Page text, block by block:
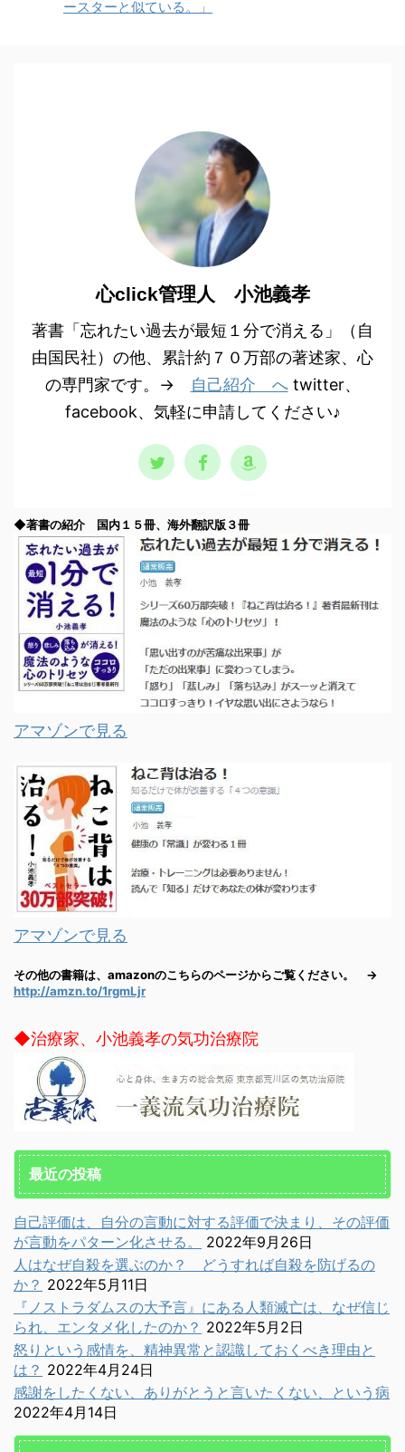
ースターと似ている。」
心click管理人 小池義孝
著書「忘れたい過去が最短１分で消える」（自
由国民社）の他、累計約７０万部の著述家、心
の専門家です。→
自己紹介 へtwitter、
facebook、気軽に申請してください♪
◆著書の紹介 国内１５冊、海外翻訳版３冊
アマゾンで見る
アマゾンで見る
その他の書籍は、amazonのこちらのページからご覧ください。 →
http://amzn.to/1rgmLjr
◆治療家、小池義孝の気功治療院
最近の投稿
自己評価は、自分の言動に対する評価で決まり、その評価
が言動をパターン化させる。
2022年9月26日
人はなぜ自殺を選ぶのか？ どうすれば自殺を防げるの
か？ 2022年5月11日
『ノストラダムスの大予言』にある人類滅亡は、なぜ信じ
られ、エンタメ化したのか？ 2022年5月2日
怒りという感情を、精神異常と認識しておくべき理由と
は？ 2022年4月24日
感謝をしたくない、ありがとうと言いたくない、という病
2022年4月14日